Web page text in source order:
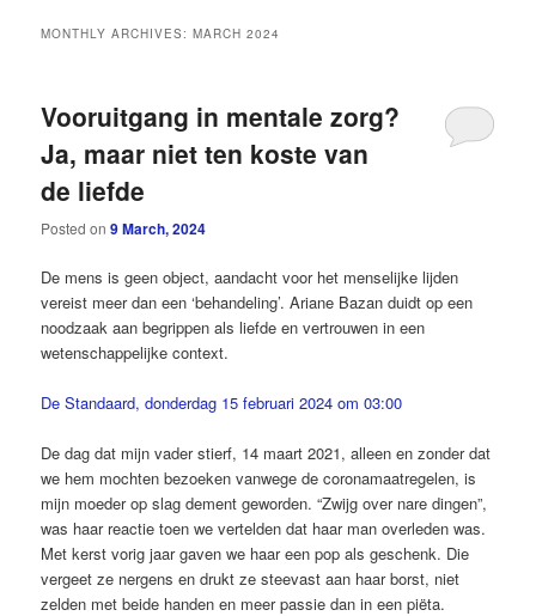
MONTHLY ARCHIVES:MARCH 2024
Vooruitgang in mentale zorg?
Ja, maar niet ten koste van
de liefde
Posted on9 March, 2024
De mens is geen object, aandacht voor het menselijke lijden
vereist meer dan een ‘behandeling’. Ariane Bazan duidt op een
noodzaak aan begrippen als liefde en vertrouwen in een
wetenschappelijke context.
De Standaard, donderdag 15 februari 2024 om 03:00
De dag dat mijn vader stierf, 14 maart 2021, alleen en zonder dat
we hem mochten bezoeken vanwege de coronamaatregelen, is
mijn moeder op slag dement geworden. “Zwijg over nare dingen”,
was haar reactie toen we vertelden dat haar man overleden was.
Met kerst vorig jaar gaven we haar een pop als geschenk. Die
vergeet ze nergens en drukt ze steevast aan haar borst, niet
zelden met beide handen en meer passie dan in een piëta.